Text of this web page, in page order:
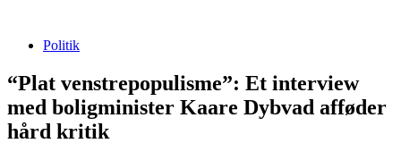
indholdPolitik
“Plat venstrepopulisme”: Et interview
med boligminister Kaare Dybvad afføder
hård kritik